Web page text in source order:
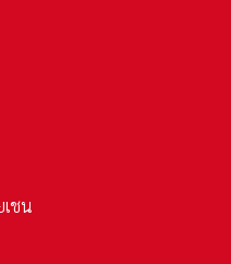
ชน